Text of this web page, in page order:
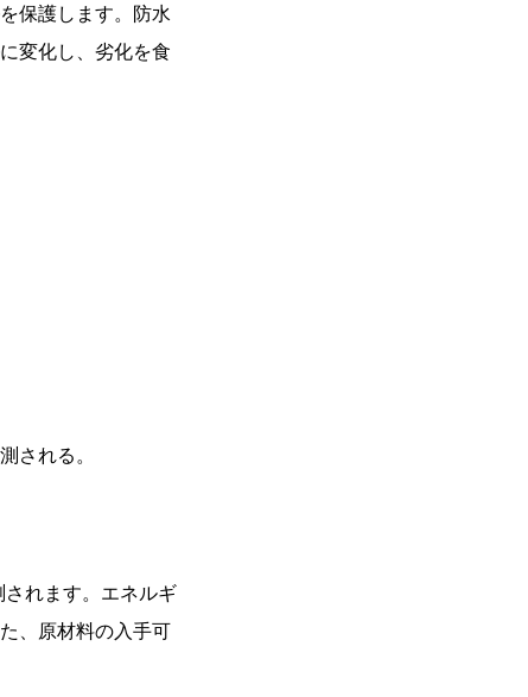
保護します。防水
変化し、劣化を食
される。
れます。エネルギ
、原材料の入手可